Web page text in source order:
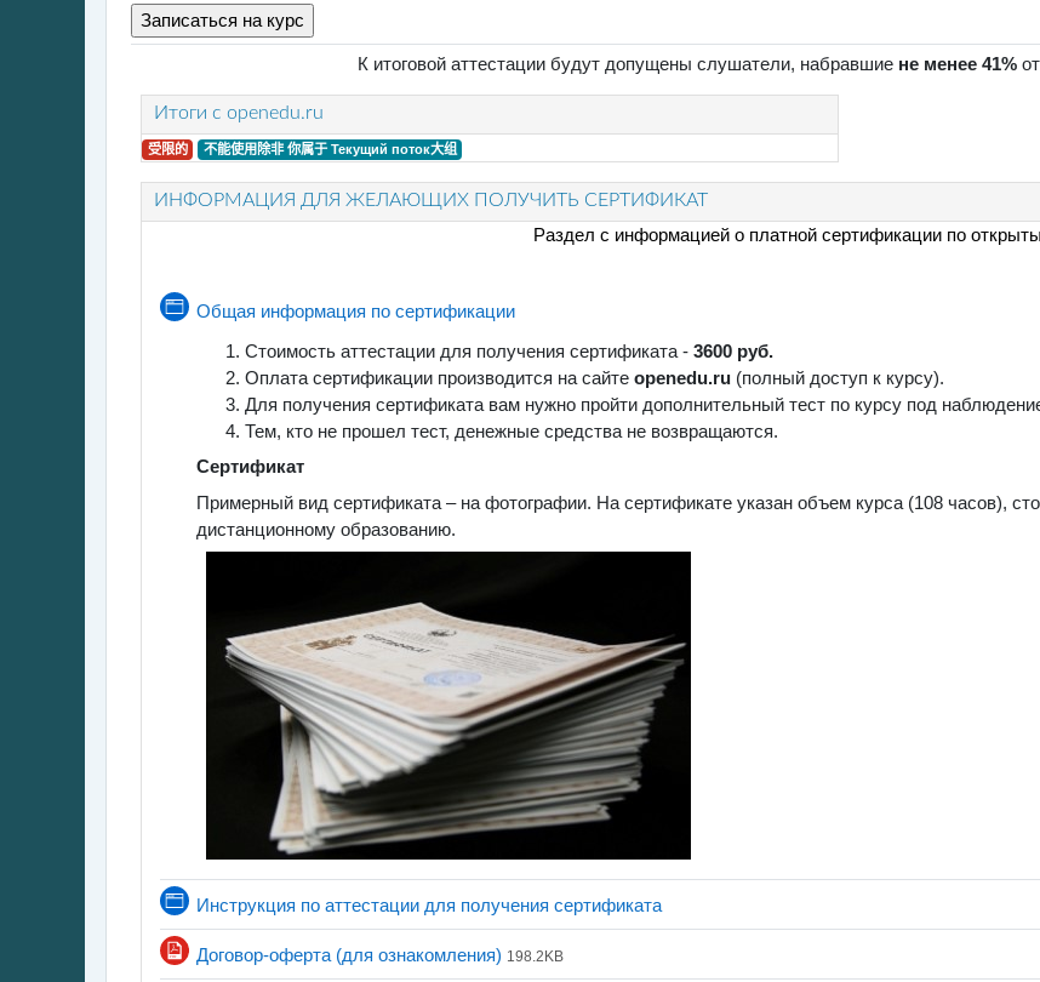
К итоговой аттестации будут допущены слушатели, набравшие не менее 41%от
Итоги с openedu.ru
受限的 不能使用除非 你属于 Текущий поток大组
ИНФОРМАЦИЯ ДЛЯ ЖЕЛАЮЩИХ ПОЛУЧИТЬ СЕРТИФИКАТ
Раздел с информацией о платной сертификации по
Общая информация по сертификации
网页
Стоимость аттестации для получения сертификата - 3600 руб.
Оплата сертификации производится на сайте openedu.ru (полный доступ к курсу).
Для получения сертификата вам нужно пройти дополнительный тест по курсу под
Тем, кто не прошел тест, денежные средства не возвращаются.
Сертификат
Примерный вид сертификата – на фотографии. На сертификате указан объем курса (108 часов),
дистанционному образованию.
Инструкция по аттестации для получения сертификата
网页
Договор-оферта (для ознакомления)
文件 198.2KB